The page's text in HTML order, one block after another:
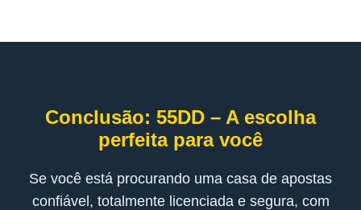
Conclusão: 55DD – A escolha
perfeita para você
Se você está procurando uma casa de apostas
confiável, totalmente licenciada e segura, com